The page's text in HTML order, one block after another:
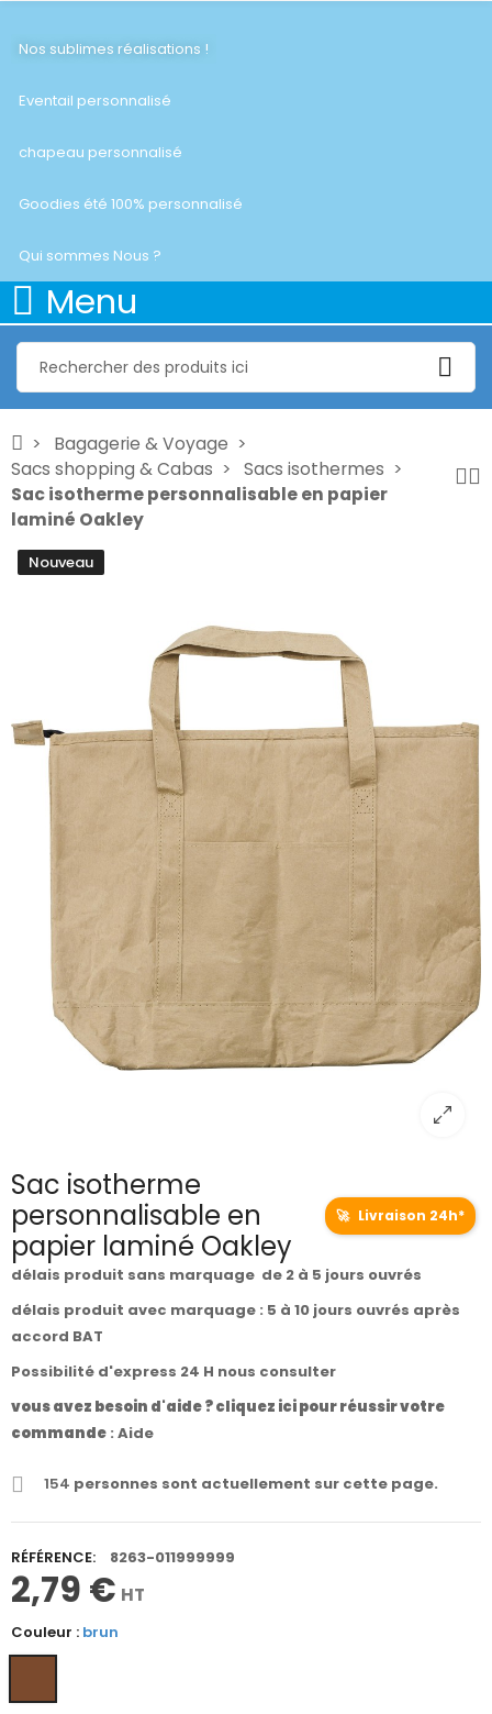
Nos sublimes réalisations !
Eventail personnalisé
chapeau personnalisé
Goodies été 100% personnalisé
Qui sommes Nous ?
Menu
Bagagerie & Voyage
Sacs shopping & Cabas
Sacs isothermes
Sac isotherme personnalisable en papier
laminé Oakley
Nouveau
Sac isotherme
personnalisable en
papier laminé Oakley
🚀 Livraison 24h*
délais produit sans marquage de 2 à 5 jours ouvrés
délais produit avec marquage : 5 à 10 jours ouvrés après
accord BAT
Possibilité d'express 24 H nous consulter
vous avez besoin d'aide ? cliquez ici pour réussir votre
commande : Aide
154 personnes sont actuellement sur cette page.
RÉFÉRENCE: 8263-011999999
2,79 € HT
Couleur : brun